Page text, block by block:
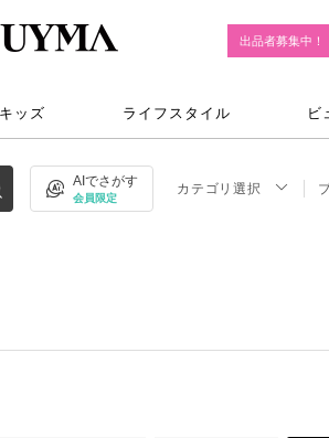
出品者募集中！
ッズ ライフスタイル ビ
AIでさがす
会員限定
カテゴリ選択